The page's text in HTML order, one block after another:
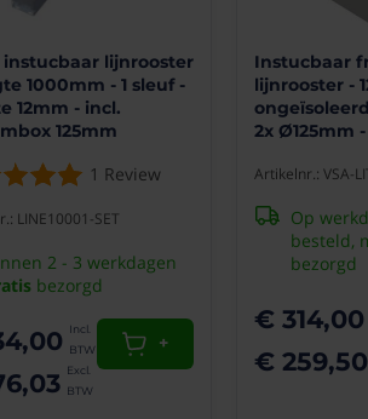
instucbaar lijnrooster
1000mm - 1 sleuf -
12mm - incl.
125mm
1 Review
LINE10001-SET
2 - 3 werkdagen
bezorgd
+
Instucbaar
lijnrooster -
2x Ø125mm -
Artikelnr.: VSA-
€ 314,00
€ 259,50
Op
besteld,
bezorgd